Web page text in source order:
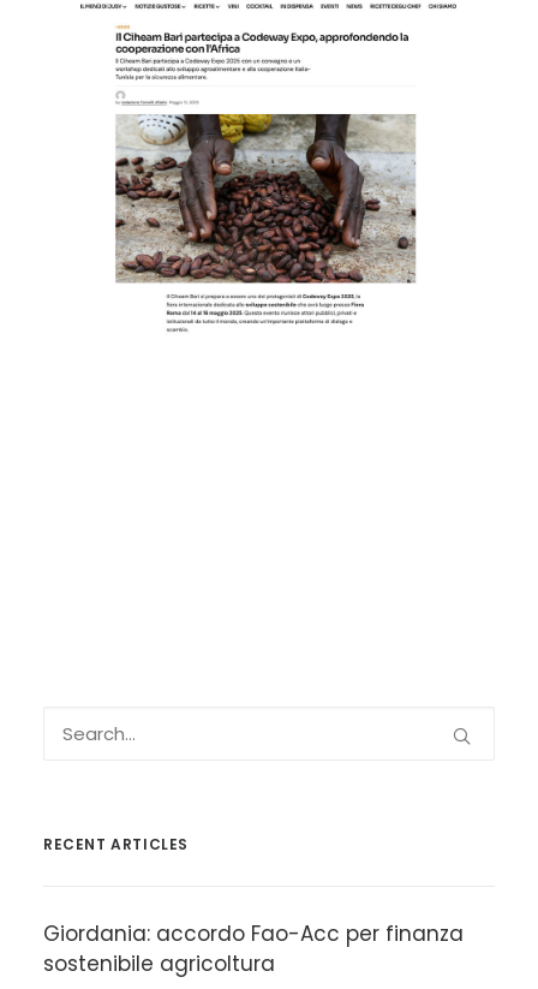
RECENT ARTICLES
Giordania: accordo Fao-Acc per finanza
sostenibile agricoltura